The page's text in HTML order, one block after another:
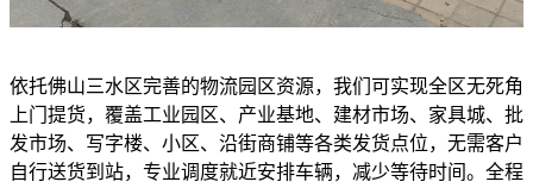
依托佛山三水区完善的物流园区资源，我们可实现全区无死角
上门提货，覆盖工业园区、产业基地、建材市场、家具城、批
发市场、写字楼、小区、沿街商铺等各类发货点位，无需客户
自行送货到站，专业调度就近安排车辆，减少等待时间。全程